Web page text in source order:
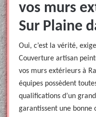
vos murs
Sur Plaine
Oui, c’est la vérité,
Couverture artisan
vos murs extérieurs à
équipes possèdent
qualifications d’un
garantissent une bonne